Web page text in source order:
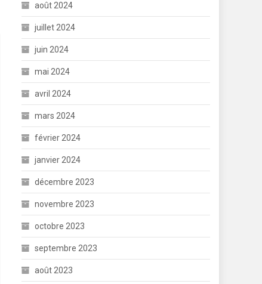
août 2024
juillet 2024
juin 2024
mai 2024
avril 2024
mars 2024
février 2024
janvier 2024
décembre 2023
novembre 2023
octobre 2023
septembre 2023
août 2023